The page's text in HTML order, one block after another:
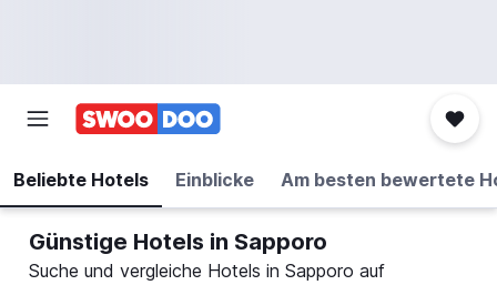
Beliebte Hotels Einblicke Am besten bewertete
Günstige Hotels in Sapporo
Suche und vergleiche Hotels in Sapporo auf